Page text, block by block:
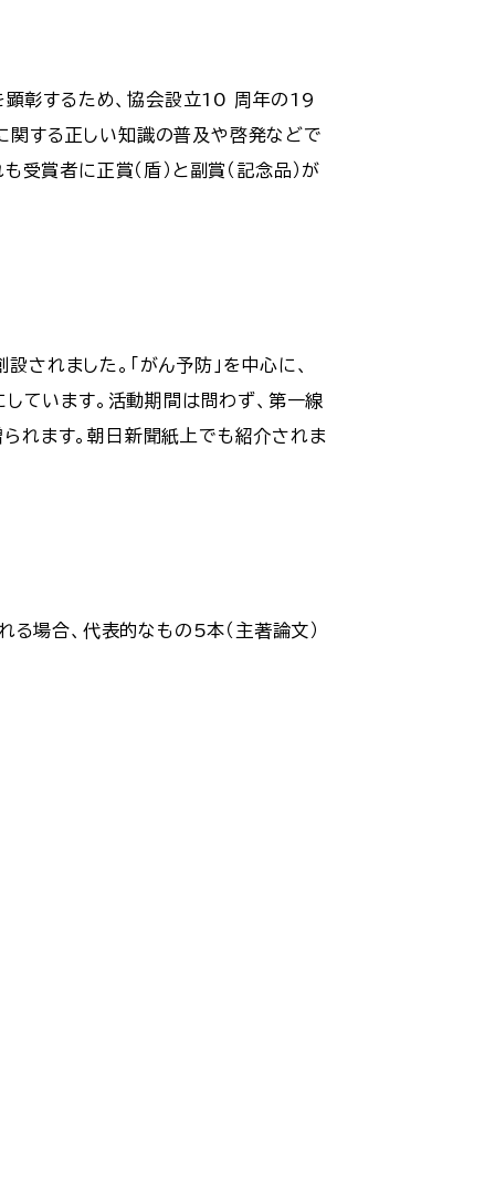
顕彰するため、協会設立10 周年の19
関する正しい知識の普及や啓発などで
賞者に正賞（盾）と副賞（記念品）が
れました。「がん予防」を中心に、
ています。活動期間は問わず、第一線
られます。朝日新聞紙上でも紹介されま
場合、代表的なもの5本（主著論文）